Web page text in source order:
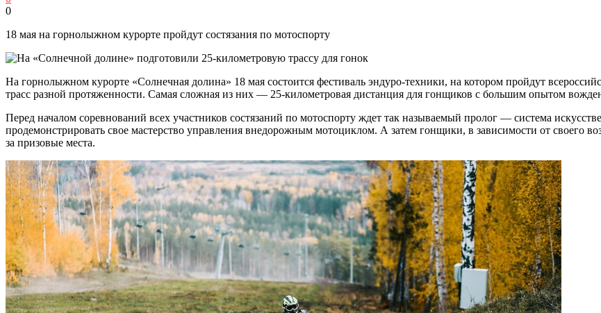
0
18 мая на горнолыжном курорте пройдут состязания по мотоспорту
На горнолыжном курорте «Солнечная долина» 18 мая состоится фестиваль эндуро-техники, на котором пройдут
трасс разной протяженности. Самая сложная из них — 25‑километровая дистанция для гонщиков с большим опытом
Перед началом соревнований всех участников состязаний по мотоспорту ждет так называемый пролог — система
продемонстрировать свое мастерство управления внедорожным мотоциклом. А затем гонщики, в зависимости от своего
за призовые места.